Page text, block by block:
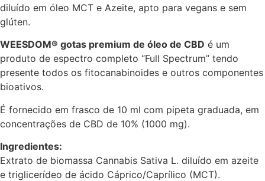
diluído em óleo MCT e Azeite, apto para vegans e sem
glúten.
WEESDOM® gotas premium de óleo de CBD é um
produto de espectro completo “Full Spectrum” tendo
presente todos os fitocanabinoides e outros componentes
bioativos.
É fornecido em frasco de 10 ml com pipeta graduada, em
concentrações de CBD de 10% (1000 mg).
Ingredientes:
Extrato de biomassa Cannabis Sativa L. diluído em azeite
e triglicerídeo de ácido Cáprico/Caprílico (MCT).